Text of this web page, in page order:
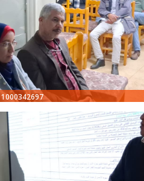
1000342697